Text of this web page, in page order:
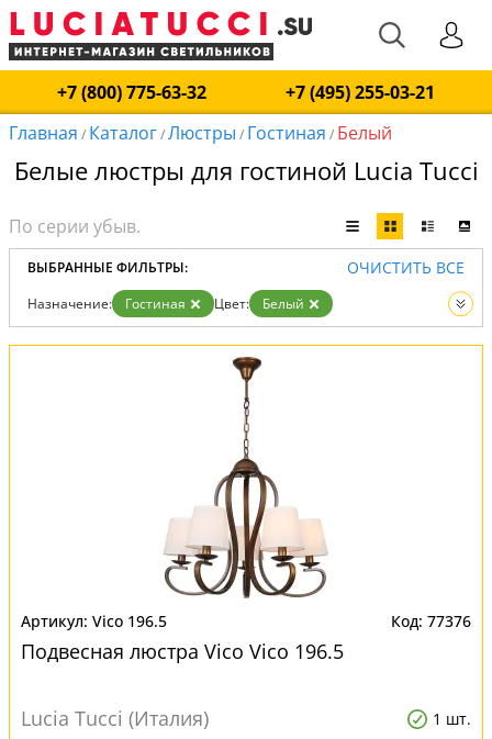
+7 (800) 775-63-32
+7 (495) 255-03-21
Главная / Каталог/Люстры / Гостиная / Белый
Белые люстры для гостиной Lucia Tucci
ВЫБРАННЫЕ ФИЛЬТРЫ: ОЧИСТИТЬ ВСЕ
Назначение: Гостиная Цвет:
Белый
Вид:
Люстры
Vico 196.5 77376
Подвесная люстра Vico Vico 196.5
Lucia Tucci (Италия) 1 шт.